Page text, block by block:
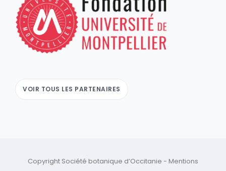
VOIR TOUS LES PARTENAIRES
Copyright Société botanique d’Occitanie - Mentions